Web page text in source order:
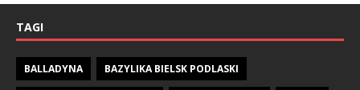
TAGI
BALLADYNA BAZYLIKA BIELSK PODLASKI